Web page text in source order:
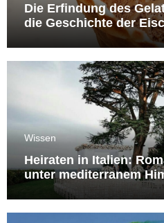
Die Erfindung des
die Geschichte der
Wissen
Heiraten in Italien:
unter mediterranem